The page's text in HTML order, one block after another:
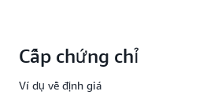
Cấp chứng chỉ
Ví dụ về định giá